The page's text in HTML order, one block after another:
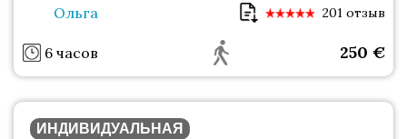
Ольга 201 отзыв
6 часов 250 €
ИНДИВИДУАЛЬНАЯ